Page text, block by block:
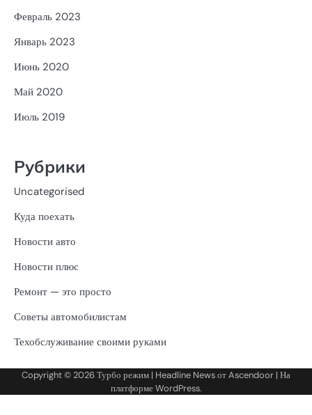
Февраль 2023
Январь 2023
Июнь 2020
Май 2020
Июль 2019
Рубрики
Uncategorised
Куда поехать
Новости авто
Новости плюс
Ремонт — это просто
Советы автомобилистам
Техобслуживание своими руками
Copyright © 2026Турбо режим | Headline News отAscendoor | На
платформеWordPress.